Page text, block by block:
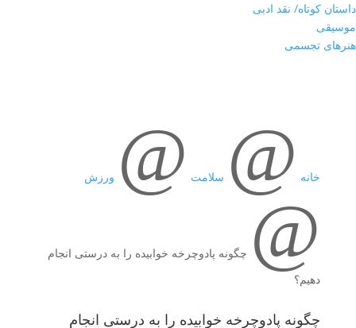
داستان کوتاه/ نقد ادبی
موسیقی
هنرهای تجسمی
خانه @ سلامت @ ورزش
@ چگونه پادوچرخه خوابیده را به درستی انجام
دهیم؟
چگونه پادوچرخه خوابیده را به درستی انجام